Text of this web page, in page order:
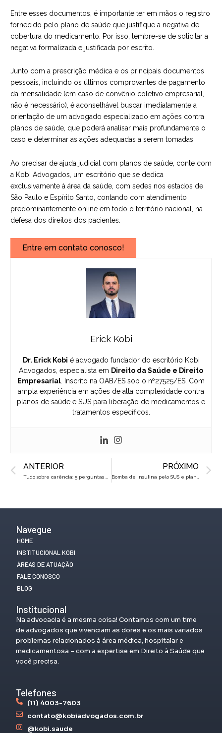
Entre esses documentos, é importante ter em mãos o registro
fornecido pelo plano de saúde que justifique a negativa de
cobertura do medicamento. Por isso, lembre-se de solicitar a
negativa formalizada e justificada por escrito.
Junto com a prescrição médica e os principais documentos
pessoais, incluindo os últimos comprovantes de pagamento
da mensalidade (em caso de convênio coletivo empresarial,
não é necessário), é aconselhável buscar imediatamente a
orientação de um advogado especializado em ações contra
planos de saúde, que poderá analisar mais profundamente o
caso e determinar as ações adequadas a serem tomadas.
Ao precisar de ajuda judicial com planos de saúde, conte com
a Kobi Advogados, um escritório que se dedica
exclusivamente à área da saúde, com sedes nos estados de
São Paulo e Espírito Santo, contando com atendimento
predominantemente online em todo o território nacional, na
defesa dos direitos dos pacientes.
Entre em contato conosco!
Erick Kobi
Dr. Erick Kobi é advogado fundador do escritório Kobi
Advogados, especialista em Direito da Saúde e Direito
Empresarial. Inscrito na OAB/ES sob o nº27525/ES. Com
ampla experiência em ações de alta complexidade contra
planos de saúde e SUS para liberação de medicamentos e
tratamentos específicos.
Prev
ANTERIOR PRÓXIMO
Navegue
HOME
INSTITUCIONAL KOBI
ÁREAS DE ATUAÇÃO
FALE CONOSCO
BLOG
Institucional
Na advocacia é a mesma coisa! Contamos com um time
de advogados que vivenciam as dores e os mais variados
problemas relacionados à área médica, hospitalar e
medicamentosa – com a expertise em Direito à Saúde que
você precisa.
Telefones
(11) 4003-7603
contato@kobiadvogados.com.br
@kobi.saude